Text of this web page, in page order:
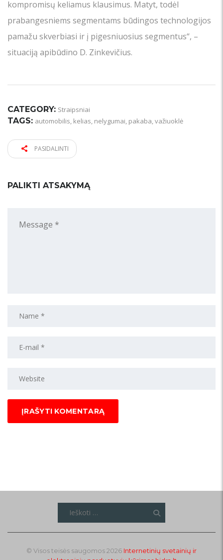
kompromisų keliamus klausimus. Matyt, todėl
prabangesniems segmentams būdingos technologijos
pamažu skverbiasi ir į pigesniuosius segmentus“, –
situaciją apibūdino D. Zinkevičius.
CATEGORY: Straipsniai
TAGS: automobilis, kelias, nelygumai, pakaba,važiuoklė
PASIDALINTI
PALIKTI ATSAKYMĄ
© Visos teisės saugomos 2026 Internetinių svetainių ir